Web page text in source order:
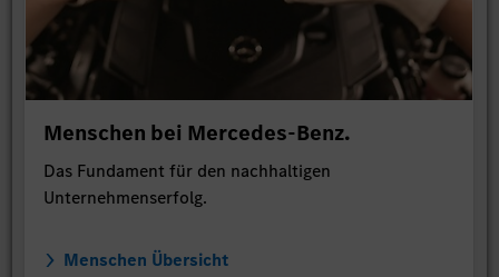
Menschen bei Mercedes-Benz.
Das Fundament für den nachhaltigen
Unternehmenserfolg.
Menschen Übersicht